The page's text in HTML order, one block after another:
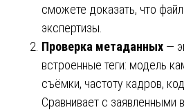
сможете доказать, что
экспертизы.
Проверка метаданных —
встроенные теги: модель
съёмки, частоту кадров,
Сравнивает с заявленными